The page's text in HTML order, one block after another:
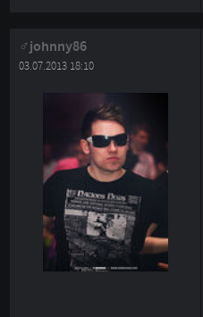
johnny86
03.07.2013 18:10